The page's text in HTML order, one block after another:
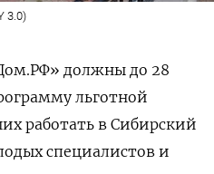
3.0)
должны до 28
льготной
работать в Сибирский
специалистов и